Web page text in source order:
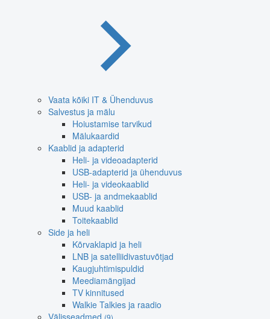
Vaata kõiki IT & Ühenduvus
Salvestus ja mälu
Hoiustamise tarvikud
Mälukaardid
Kaablid ja adapterid
Heli- ja videoadapterid
USB-adapterid ja ühenduvus
Heli- ja videokaablid
USB- ja andmekaablid
Muud kaablid
Toitekaablid
Side ja heli
Kõrvaklapid ja heli
LNB ja satelliidivastuvõtjad
Kaugjuhtimispuldid
Meediamängijad
TV kinnitused
Walkie Talkies ja raadio